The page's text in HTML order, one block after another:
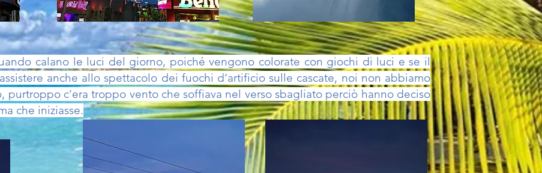
calano le luci del giorno, poiché vengono colorate con giochi di luci e se il
anche allo spettacolo dei fuochi d’artificio sulle cascate, noi non abbiamo
purtroppo c’era troppo vento che soffiava nel verso sbagliato perciò hanno deciso
che iniziasse.